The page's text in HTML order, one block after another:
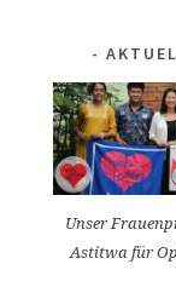
Unser
Astitwa für